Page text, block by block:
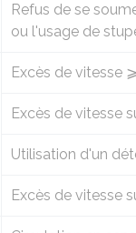
Refus de se
ou l'usage de
Excès de vitesse
Excès de vitesse
Utilisation d'un
Excès de vitesse